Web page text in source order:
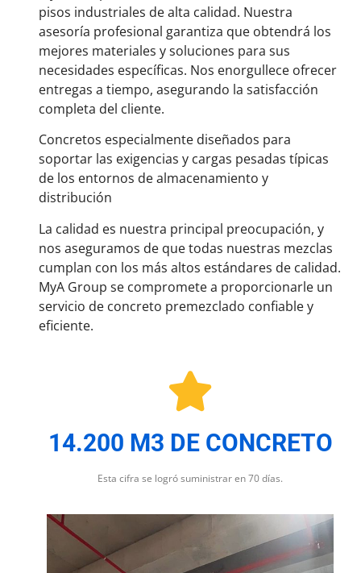
pisos industriales de alta calidad. Nuestra
asesoría profesional garantiza que obtendrá los
mejores materiales y soluciones para sus
necesidades específicas. Nos enorgullece ofrecer
entregas a tiempo, asegurando la satisfacción
completa del cliente.
Concretos especialmente diseñados para
soportar las exigencias y cargas pesadas típicas
de los entornos de almacenamiento y
distribución
La calidad es nuestra principal preocupación, y
nos aseguramos de que todas nuestras mezclas
cumplan con los más altos estándares de calidad.
MyA Group se compromete a proporcionarle un
servicio de concreto premezclado confiable y
eficiente.
14.200 M3 DE CONCRETO
Esta cifra se logró suministrar en 70 días.